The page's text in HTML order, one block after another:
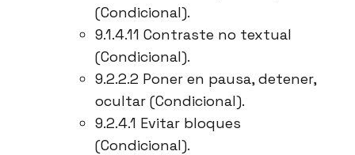
(Condicional).
9.1.4.11 Contraste no textual
(Condicional).
9.2.2.2 Poner en pausa, detener,
ocultar (Condicional).
9.2.4.1 Evitar bloques
(Condicional).